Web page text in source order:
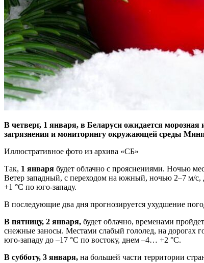
В четверг, 1 января, в Беларуси ожидается морозная
загрязнения и мониторингу окружающей среды
Иллюстративное фото из архива «СБ»
Так, 1 января будет облачно с прояснениями. Ночью
Ветер западный, с переходом на южный, ночью 2–7 м/
+1 °С по юго-западу.
В последующие два дня прогнозируется ухудшение
В пятницу, 2 января, будет облачно, временами
снежные заносы. Местами слабый гололед, на дорогах
юго-западу до –17 °С по востоку, днем –4… +2 °С.
В субботу, 3 января, на большей части территории